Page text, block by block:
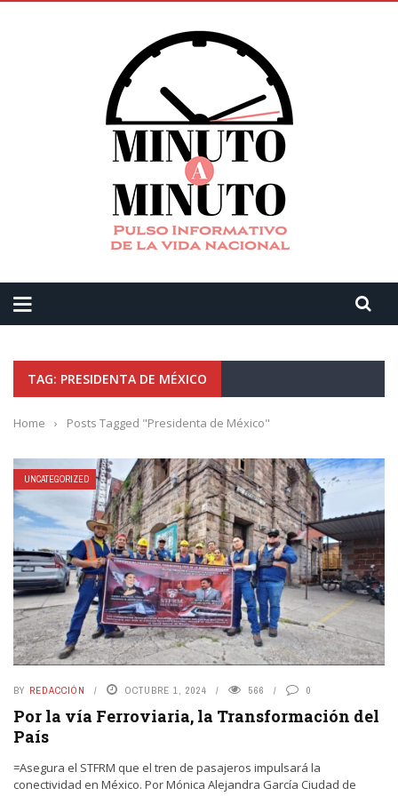
TAG: PRESIDENTA DE MÉXICO
Home › Posts Tagged "Presidenta de México"
UNCATEGORIZED
BY REDACCIÓN OCTUBRE 1, 2024 566 0
Por la vía Ferroviaria, la Transformación del
País
=Asegura el STFRM que el tren de pasajeros impulsará la
conectividad en México. Por Mónica Alejandra García Ciudad de